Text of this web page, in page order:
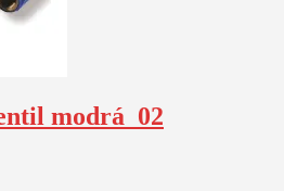
modrá_02